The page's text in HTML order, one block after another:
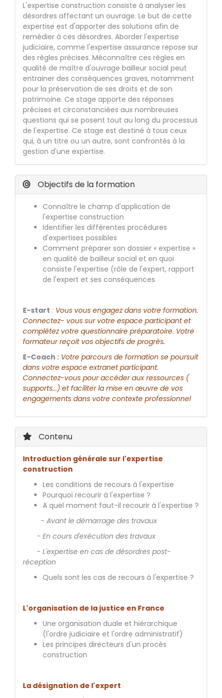
L'expertise construction consiste à analyser les
désordres affectant un ouvrage. Le but de cette
expertise est d'apporter des solutions afin de
remédier à ces désordres. Aborder l'expertise
judiciaire, comme l'expertise assurance repose sur
des règles précises. Méconnaître ces règles en
qualité de maître d'ouvrage bailleur social peut
entrainer des conséquences graves, notamment
pour la préservation de ses droits et de son
patrimoine. Ce stage apporte des réponses
précises et circonstanciées aux nombreuses
questions qui se posent tout au long du processus
de l'expertise. Ce stage est destiné à tous ceux
qui, à un titre ou un autre, sont confrontés à la
gestion d'une expertise.
Objectifs de la formation
Connaître le champ d'application de
l'expertise construction
Identifier les différentes procédures
d'expertises possibles
Comment préparer son dossier « expertise »
en qualité de bailleur social et en quoi
consiste l'expertise (rôle de l'expert, rapport
de l'expert et ses conséquences
E-­start : Vous vous engagez dans votre formation.
Connectez­- vous sur votre espace participant et
complétez votre questionnaire préparatoire. Votre
formateur reçoit vos objectifs de progrès.
E-Coach : Votre parcours de formation se poursuit
dans votre espace extranet participant.
Connectez-­vous pour accéder aux ressources (
supports...) et faciliter la mise en œuvre de vos
engagements dans votre contexte professionnel
Contenu
Introduction générale sur l'expertise
construction
Les conditions de recours à l'expertise
Pourquoi recourir à l'expertise ?
A quel moment faut-il recourir à l'expertise ?
- Avant le démarrage des travaux
- En cours d'exécution des travaux
- L'expertise en cas de désordres post-
réception
Quels sont les cas de recours à l'expertise ?
L'organisation de la justice en France
Une organisation duale et hiérarchique
(l'ordre judiciaire et l'ordre administratif)
Les principes directeurs d'un procès
construction
La désignation de l'expert